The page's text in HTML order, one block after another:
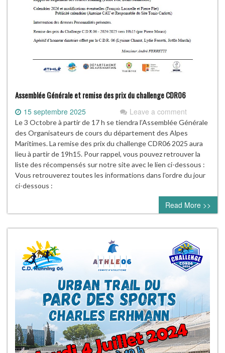
Assemblée Générale et remise des prix du challenge CDR06
15 septembre 2025 Leave a comment
Le 3 Octobre à partir de 17 h se tiendra l’Assemblée Générale
des Organisateurs de cours du département des Alpes
Maritimes. La remise des prix du challenge CDR06 2025 aura
lieu à partir de 19h15. Pour rappel, vous pouvez retrouver la
liste des récompensés sur notre site avec le lien ci-dessous :
Vous retrouverez toutes les informations dans l’ordre du jour
ci-dessous :
Read More >>